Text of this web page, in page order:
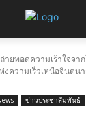
ถ่ายทอดความเร้าใจจ
วามเร็วเหนือจินตนา
ข่าวประชาสัมพันธ์